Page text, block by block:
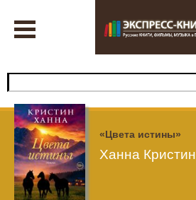
«Цвета истины»
Ханна Кристин